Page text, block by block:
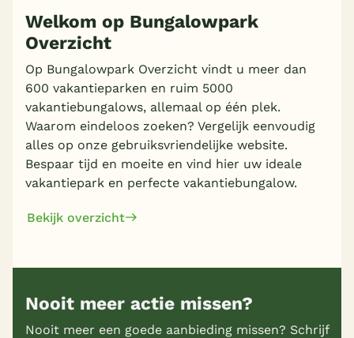
Welkom op Bungalowpark
Overzicht
Op Bungalowpark Overzicht vindt u meer dan
600 vakantieparken en ruim 5000
vakantiebungalows, allemaal op één plek.
Waarom eindeloos zoeken? Vergelijk eenvoudig
alles op onze gebruiksvriendelijke website.
Bespaar tijd en moeite en vind hier uw ideale
vakantiepark en perfecte vakantiebungalow.
Bekijk overzicht
Nooit meer actie missen?
Nooit meer een goede aanbieding missen? Schrijf